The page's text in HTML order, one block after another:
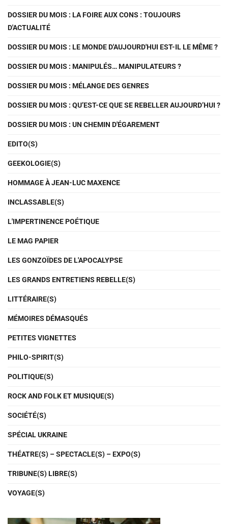
DOSSIER DU MOIS : LA FOIRE AUX CONS : TOUJOURS
D'ACTUALITÉ
DOSSIER DU MOIS : LE MONDE D'AUJOURD'HUI EST-IL LE MÊME ?
DOSSIER DU MOIS : MANIPULÉS… MANIPULATEURS ?
DOSSIER DU MOIS : MÉLANGE DES GENRES
DOSSIER DU MOIS : QU’EST-CE QUE SE REBELLER AUJOURD’HUI ?
DOSSIER DU MOIS : UN CHEMIN D'ÉGAREMENT
EDITO(S)
GEEKOLOGIE(S)
HOMMAGE À JEAN-LUC MAXENCE
INCLASSABLE(S)
L'IMPERTINENCE POÉTIQUE
LE MAG PAPIER
LES GONZOÏDES DE L'APOCALYPSE
LES GRANDS ENTRETIENS REBELLE(S)
LITTÉRAIRE(S)
MÉMOIRES DÉMASQUÉS
PETITES VIGNETTES
PHILO-SPIRIT(S)
POLITIQUE(S)
ROCK AND FOLK ET MUSIQUE(S)
SOCIÉTÉ(S)
SPÉCIAL UKRAINE
THÉATRE(S) – SPECTACLE(S) – EXPO(S)
TRIBUNE(S) LIBRE(S)
VOYAGE(S)